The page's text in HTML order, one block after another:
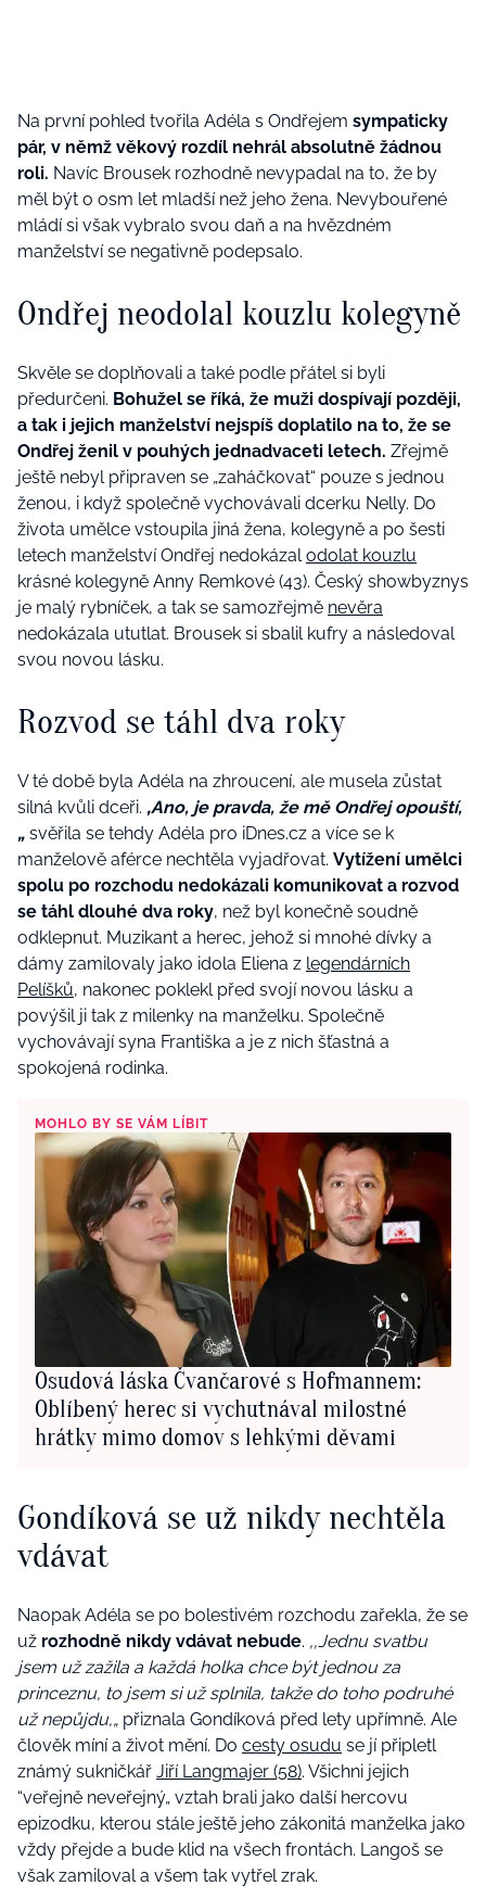
Na první pohled tvořila Adéla s Ondřejem sympaticky
pár, v němž věkový rozdíl nehrál absolutně žádnou
roli. Navíc Brousek rozhodně nevypadal na to, že by
měl být o osm let mladší než jeho žena. Nevybouřené
mládí si však vybralo svou daň a na hvězdném
manželství se negativně podepsalo.
Ondřej neodolal kouzlu kolegyně
Skvěle se doplňovali a také podle přátel si byli
předurčeni. Bohužel se říká, že muži dospívají později,
a tak i jejich manželství nejspíš doplatilo na to, že se
Ondřej ženil v pouhých jednadvaceti letech. Zřejmě
ještě nebyl připraven se „zaháčkovat“ pouze s jednou
ženou, i když společně vychovávali dcerku Nelly. Do
života umělce vstoupila jiná žena, kolegyně a po šesti
letech manželství Ondřej nedokázalodolat kouzlu
krásné kolegyně Anny Remkové (43). Český showbyznys
je malý rybníček, a tak se samozřejmě nevěra
nedokázala ututlat. Brousek si sbalil kufry a následoval
svou novou lásku.
Rozvod se táhl dva roky
V té době byla Adéla na zhroucení, ale musela zůstat
silná kvůli dceři. ‚Ano, je pravda, že mě Ondřej opouští,
„ svěřila se tehdy Adéla pro iDnes.cz a více se k
manželově aférce nechtěla vyjadřovat. Vytížení umělci
spolu po rozchodu nedokázali komunikovat a rozvod
se táhl dlouhé dva roky, než byl konečně soudně
odklepnut. Muzikant a herec, jehož si mnohé dívky a
dámy zamilovaly jako idola Eliena z legendárních
Pelíšků, nakonec poklekl před svojí novou lásku a
povýšil ji tak z milenky na manželku. Společně
vychovávají syna Františka a je z nich šťastná a
spokojená rodinka.
MOHLO BY SE VÁM LÍBIT
⁠Osudová láska Čvančarové s Hofmannem:
Oblíbený herec si vychutnával milostné
hrátky mimo domov s lehkými děvami
Gondíková se už nikdy nechtěla
vdávat
Naopak Adéla se po bolestivém rozchodu zařekla, že se
už rozhodně nikdy vdávat nebude. ‚‚Jednu svatbu
jsem už zažila a každá holka chce být jednou za
princeznu, to jsem si už splnila, takže do toho podruhé
už nepůjdu,„ přiznala Gondíková před lety upřímně. Ale
člověk míní a život mění. Do cesty osudu se jí připletl
známý sukničkář Jiří Langmajer (58). Všichni jejich
“veřejně neveřejný„ vztah brali jako další hercovu
epizodku, kterou stále ještě jeho zákonitá manželka jako
vždy přejde a bude klid na všech frontách. Langoš se
však zamiloval a všem tak vytřel zrak.